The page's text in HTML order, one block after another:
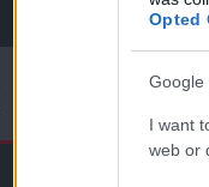
Opted
Google
I want
web or